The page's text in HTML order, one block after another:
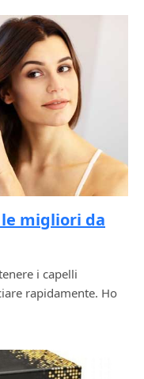
le migliori da
i capelli
rapidamente. Ho